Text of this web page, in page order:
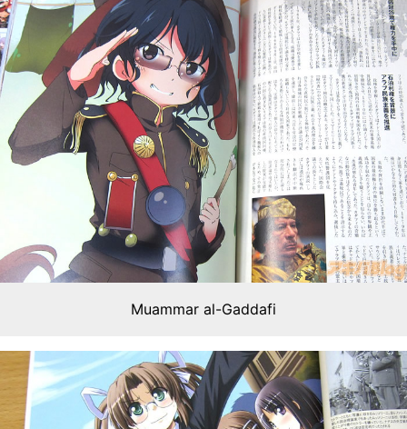
Muammar al-Gaddafi